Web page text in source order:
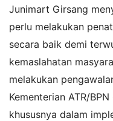
Junimart Girsang
perlu melakukan
secara baik demi
kemaslahatan
melakukan
Kementerian ATR/
khususnya dalam